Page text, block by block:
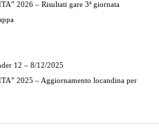
2026 – Risultati gare 3ª giornata
12 – 8/12/2025
2025 – Aggiornamento locandina per